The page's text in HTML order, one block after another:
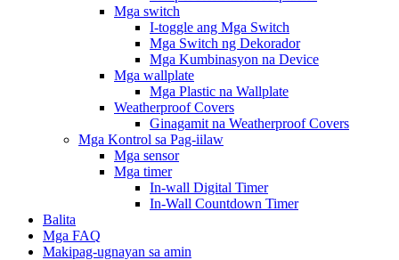
Mga switch
I-toggle ang Mga Switch
Mga Switch ng Dekorador
Mga Kumbinasyon na Device
Mga wallplate
Mga Plastic na Wallplate
Weatherproof Covers
Ginagamit na Weatherproof Covers
Mga Kontrol sa Pag-iilaw
Mga sensor
Mga timer
In-wall Digital Timer
In-Wall Countdown Timer
Balita
Mga FAQ
Makipag-ugnayan sa amin